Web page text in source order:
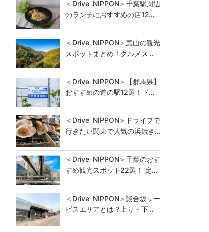
＜Drive! NIPPON＞千葉駅周辺
のランチにおすすめの店12…
＜Drive! NIPPON＞嵐山の観光
スポットまとめ！グルメス…
＜Drive! NIPPON＞【群馬県】
おすすめの道の駅12選！ド…
＜Drive! NIPPON＞ドライブで
行きたい関東で人気の浜焼き…
＜Drive! NIPPON＞千葉のおす
すめ観光スポット22選！ 定…
＜Drive! NIPPON＞談合坂サー
ビスエリアとは？上り・下…